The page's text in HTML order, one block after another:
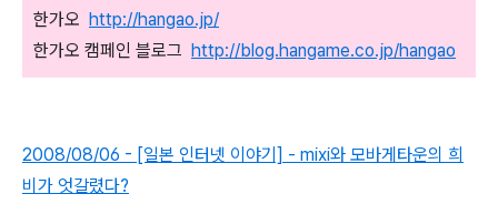
한가오 http://hangao.jp/
한가오 캠페인 블로그 http://blog.hangame.co.jp/hangao
2008/08/06 - [일본 인터넷 이야기] - mixi와 모바게타운의 희
비가 엇갈렸다?